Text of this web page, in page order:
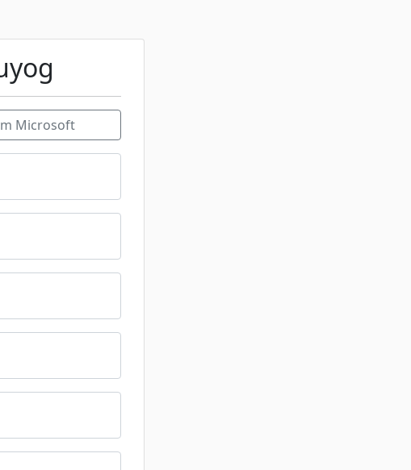
Microsoft